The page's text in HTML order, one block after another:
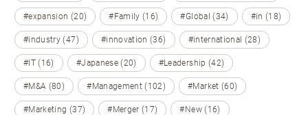
#expansion (20) #Family (16) #Global (34) #in (18)
#industry (47) #innovation (36) #international (28)
#IT (16) #Japanese (20) #Leadership (42)
#M&A (80) #Management (102) #Market (60)
#Marketing (37) #Merger (17) #New (16)